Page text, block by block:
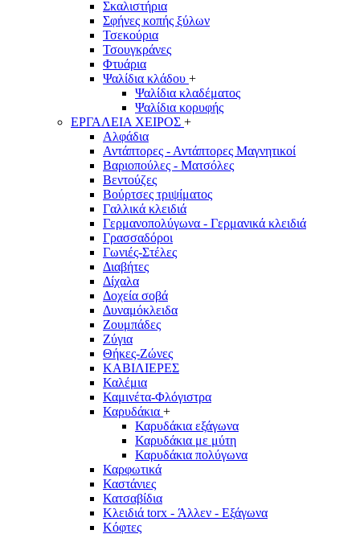
Σκαλιστήρια
Σφήνες κοπής ξύλων
Τσεκούρια
Τσουγκράνες
Φτυάρια
Ψαλίδια κλάδου +
Ψαλίδια κλαδέματος
Ψαλίδια κορυφής
ΕΡΓΑΛΕΙΑ ΧΕΙΡΟΣ +
Αλφάδια
Αντάπτορες - Αντάπτορες Μαγνητικοί
Βαριοπούλες - Ματσόλες
Βεντούζες
Βούρτσες τριψίματος
Γαλλικά κλειδιά
Γερμανοπολύγωνα - Γερμανικά κλειδιά
Γρασσαδόροι
Γωνιές-Στέλες
Διαβήτες
Δίχαλα
Δοχεία σοβά
Δυναμόκλειδα
Ζουμπάδες
Ζύγια
Θήκες-Ζώνες
ΚΑΒΙΛΙΕΡΕΣ
Καλέμια
Καμινέτα-Φλόγιστρα
Καρυδάκια +
Καρυδάκια εξάγωνα
Καρυδάκια με μύτη
Καρυδάκια πολύγωνα
Καρφωτικά
Καστάνιες
Κατσαβίδια
Κλειδιά torx - Άλλεν - Εξάγωνα
Κόφτες